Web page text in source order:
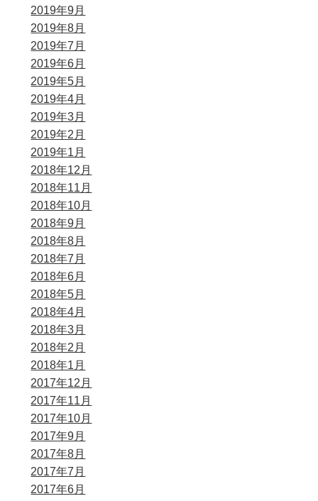
2019年9月
2019年8月
2019年7月
2019年6月
2019年5月
2019年4月
2019年3月
2019年2月
2019年1月
2018年12月
2018年11月
2018年10月
2018年9月
2018年8月
2018年7月
2018年6月
2018年5月
2018年4月
2018年3月
2018年2月
2018年1月
2017年12月
2017年11月
2017年10月
2017年9月
2017年8月
2017年7月
2017年6月